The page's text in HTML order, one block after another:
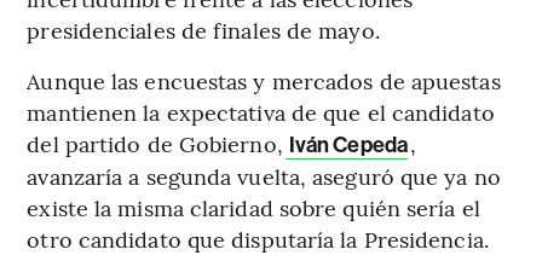
presidenciales de finales de mayo.
Aunque las encuestas y mercados de apuestas
mantienen la expectativa de que el candidato
del partido de Gobierno, Iván Cepeda,
avanzaría a segunda vuelta, aseguró que ya no
existe la misma claridad sobre quién sería el
otro candidato que disputaría la Presidencia.